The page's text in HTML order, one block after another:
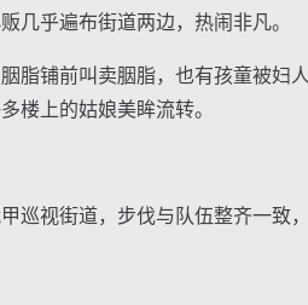
乎遍布街道两边，热闹非凡。
铺前叫卖胭脂，也有孩童被妇
楼上的姑娘美眸流转。
视街道，步伐与队伍整齐一致